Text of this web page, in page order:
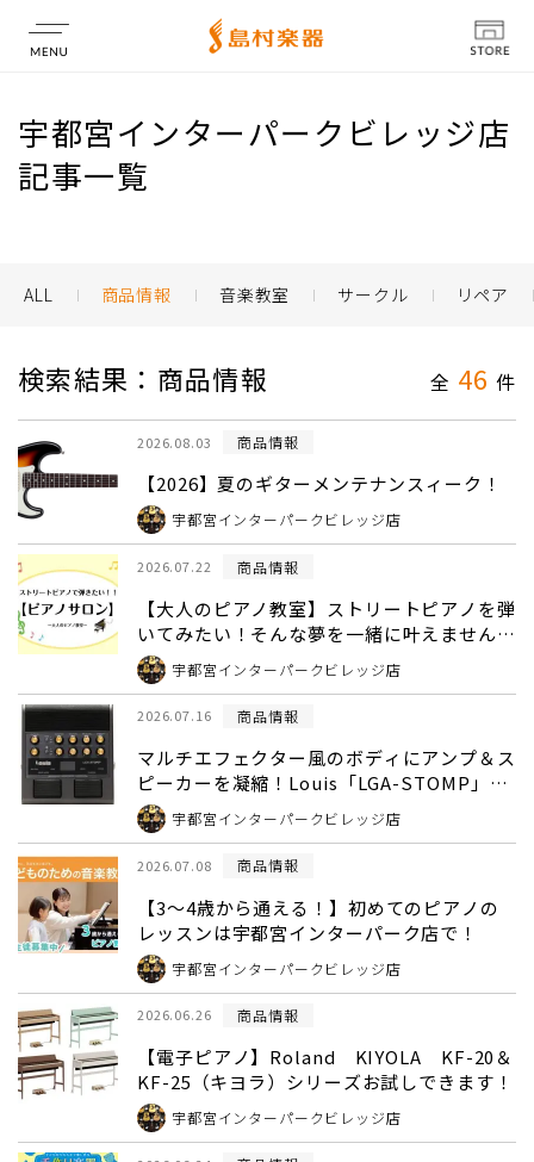
店舗情報
宇都宮インターパークビレッジ店
記事一覧
ALL 商品情報 音楽教室 サークル リペア
検索結果：商品情報 全 46 件
2026.08.03 商品情報
【2026】夏のギターメンテナンスィーク！
宇都宮インターパークビレッジ店
2026.07.22 商品情報
【大人のピアノ教室】ストリートピアノを弾
いてみたい！そんな夢を一緒に叶えません
か？ 宇都宮インターパークビレッジ店
2026.07.16 商品情報
マルチエフェクター風のボディにアンプ＆ス
ピーカーを凝縮！Louis「LGA-STOMP」が
新登場宇都宮インターパークビレッジ店
2026.07.08 商品情報
【3～4歳から通える！】初めてのピアノの
レッスンは宇都宮インターパーク店で！
宇都宮インターパークビレッジ店
2026.06.26 商品情報
【電子ピアノ】Roland KIYOLA KF-20＆
KF-25（キヨラ）シリーズお試しできます！
宇都宮インターパークビレッジ店